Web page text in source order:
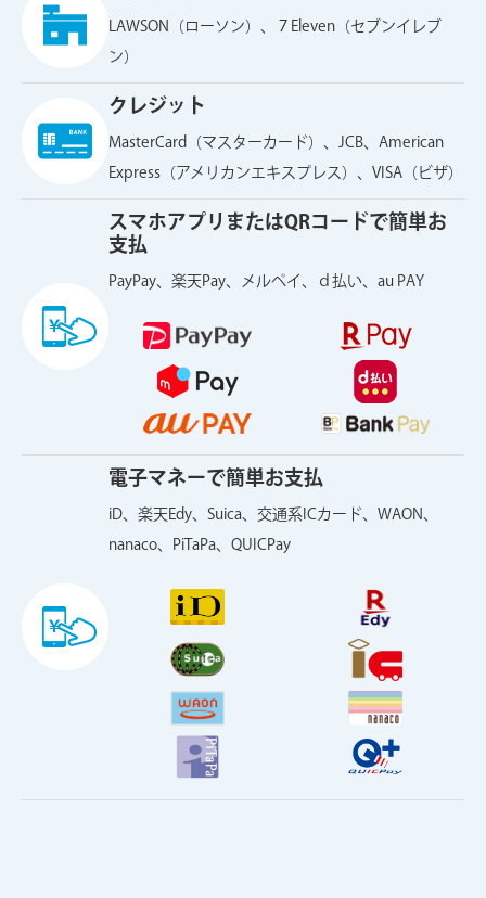
LAWSON（ローソン）、７Eleven（セブンイレブ
ン）
クレジット
MasterCard（マスターカード）、JCB、American
Express（アメリカンエキスプレス）、VISA（ビザ）
スマホアプリまたはQRコードで簡単お
支払
PayPay、楽天Pay、メルペイ、ｄ払い、au PAY
電子マネーで簡単お支払
iD、楽天Edy、Suica、交通系ICカード、WAON、
nanaco、PiTaPa、QUICPay